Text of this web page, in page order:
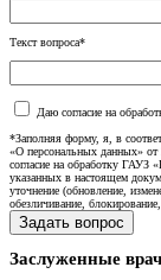
Текст вопроса*
Даю согласие на
*Заполняя форму, я, в
«О персональных данных» от
согласие на обработку
указанных в настоящем
уточнение (обновление,
обезличивание,
Заслуженные